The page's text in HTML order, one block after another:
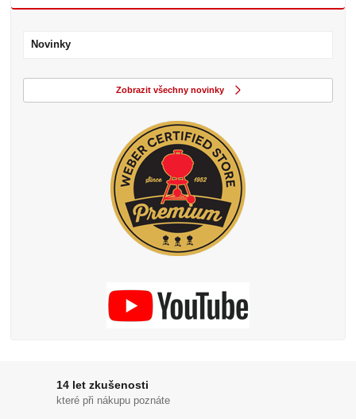
Novinky
Zobrazit všechny novinky
14 let zkušenosti
které při nákupu poznáte